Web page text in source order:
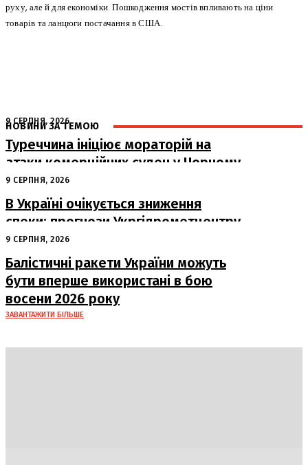
руху, але й для економіки. Пошкодження мостів впливають на ціни
товарів та ланцюги постачання в США.
НОВИНИ ЗА ТЕМОЮ
9 СЕРПНЯ, 2026
Туреччина ініціює мораторій на
атаки комерційних суден у Чорному
морі
9 СЕРПНЯ, 2026
В Україні очікується зниження
спеки: прогнози Укргідрометцентру
на період з 10 по 16 серпня
9 СЕРПНЯ, 2026
Балістичні ракети України можуть
бути вперше використані в бою
восени 2026 року
ЗАВАНТАЖИТИ БІЛЬШЕ